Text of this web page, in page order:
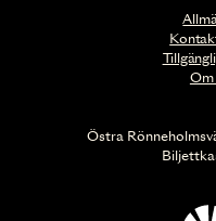
Om
Östra